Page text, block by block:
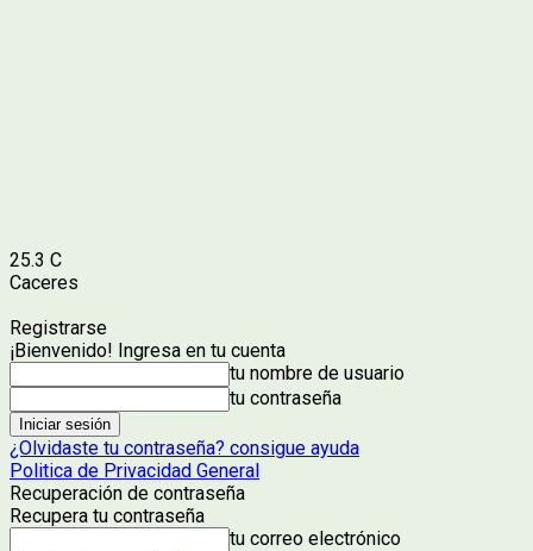
25.3 C
Caceres
Registrarse
¡Bienvenido! Ingresa en tu cuenta
tu nombre de usuario
tu contraseña
¿Olvidaste tu contraseña? consigue ayuda
Politica de Privacidad General
Recuperación de contraseña
Recupera tu contraseña
tu correo electrónico